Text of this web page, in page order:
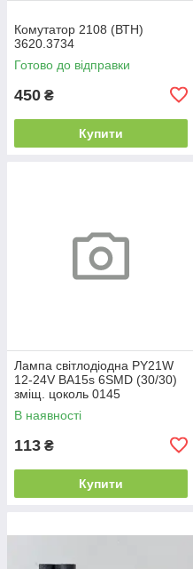
Комутатор 2108 (ВТН)
3620.3734
Готово до відправки
450 ₴
Купити
Лампа світлодіодна PY21W
12-24V BA15s 6SMD (30/30)
зміщ. цоколь 0145
В наявності
113 ₴
Купити